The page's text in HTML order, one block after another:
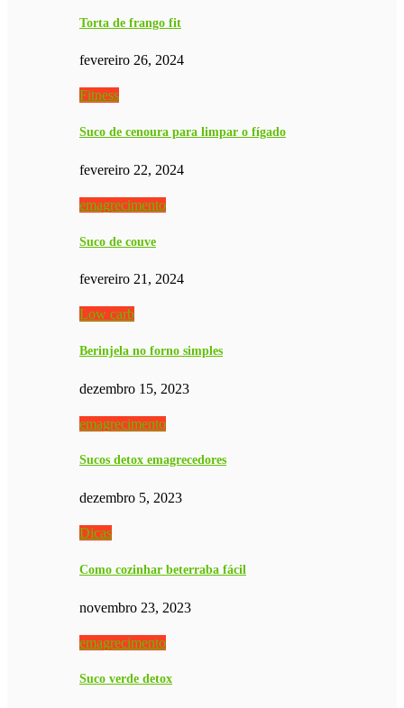
Torta de frango fit
fevereiro 26, 2024
Fitness
Suco de cenoura para limpar o fígado
fevereiro 22, 2024
emagrecimento
Suco de couve
fevereiro 21, 2024
Low carb
Berinjela no forno simples
dezembro 15, 2023
emagrecimento
Sucos detox emagrecedores
dezembro 5, 2023
Dicas
Como cozinhar beterraba fácil
novembro 23, 2023
emagrecimento
Suco verde detox